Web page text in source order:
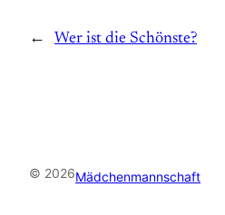
← Wer ist die Schönste?
© 2026Mädchenmannschaft